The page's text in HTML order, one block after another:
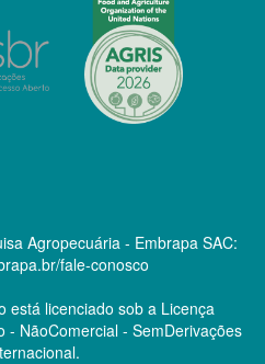
Agropecuária - Embrapa SAC:
fale-conosco
está licenciado sob a Licença
- NãoComercial - SemDerivações